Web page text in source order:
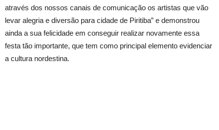
através dos nossos canais de comunicação os artistas que vão
levar alegria e diversão para cidade de Piritiba” e demonstrou
ainda a sua felicidade em conseguir realizar novamente essa
festa tão importante, que tem como principal elemento evidenciar
a cultura nordestina.